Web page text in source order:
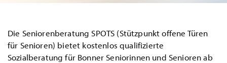
Die Seniorenberatung SPOTS (Stützpunkt offene Türen
für Senioren) bietet kostenlos qualifizierte
Sozialberatung für Bonner Seniorinnen und Senioren ab